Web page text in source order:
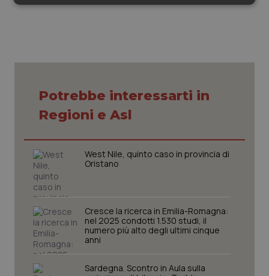
Potrebbe interessarti in
Regioni e Asl
West Nile, quinto caso in provincia di
Oristano
Cresce la ricerca in Emilia-Romagna:
nel 2025 condotti 1.530 studi, il
numero più alto degli ultimi cinque
anni
Sardegna. Scontro in Aula sulla
Necessari Statistici Marketing
Necessari Statistici Marketing
I cookie necessari contribuiscono a rendere fruibile il
sito web abilitandone funzionalità di base quali la
protette del sito. Il sito web non è in grado di
funzionare correttamente senza questi cookie.
VISITOR_PRIVACY_METADATA
.youtube.com